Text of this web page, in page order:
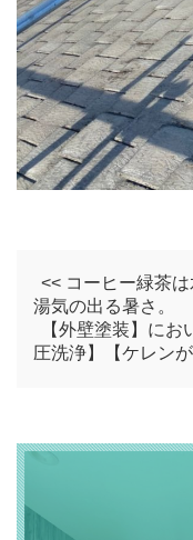
<< コーヒー緑茶
湯気の出る暑さ。
【外壁塗装】に
圧洗浄】【ケレン